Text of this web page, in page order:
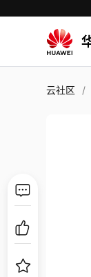
云社区